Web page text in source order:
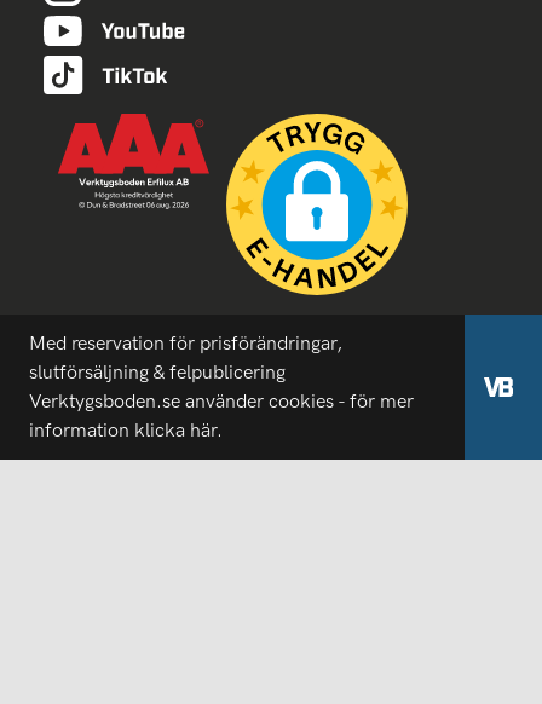
Med reservation för prisförändringar,
slutförsäljning & felpublicering
Verktygsboden.se använder cookies - för mer
information klicka här.